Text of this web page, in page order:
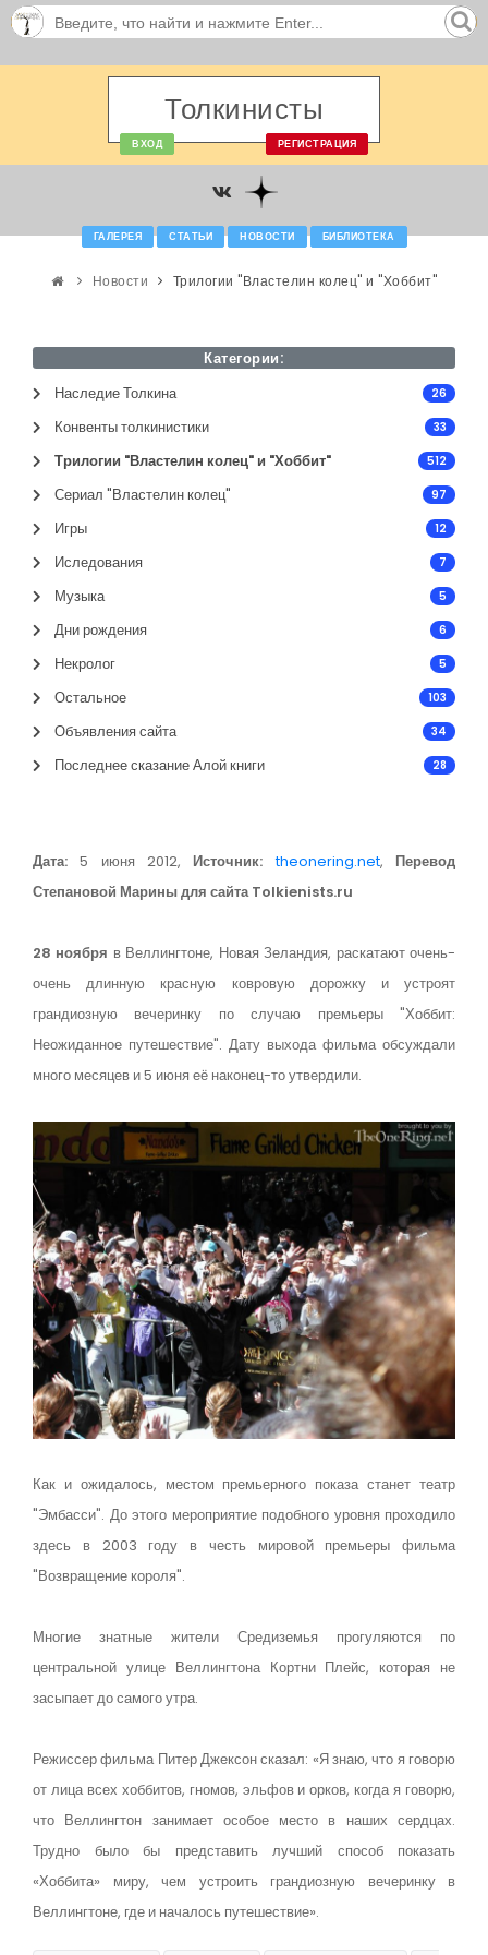
Толкинисты
ВХОД РЕГИСТРАЦИЯ
ГАЛЕРЕЯ СТАТЬИ НОВОСТИ БИБЛИОТЕКА
Новости Трилогии "Властелин колец" и "Хоббит"
Категории:
Наследие Толкина
26
Конвенты толкинистики 33
Трилогии "Властелин колец" и "Хоббит" 512
Сериал "Властелин колец" 97
Игры 12
Иследования 7
Музыка 5
Дни рождения 6
Некролог 5
Остальное 103
Объявления сайта 34
Последнее сказание Алой книги 28
Дата:5 июня 2012, Источник:theonering.net, Перевод
Степановой Марины для сайта Tolkienists.ru
28 ноября в Веллингтоне, Новая Зеландия, раскатают очень-
очень длинную красную ковровую дорожку и устроят
грандиозную вечеринку по случаю премьеры "Хоббит:
Неожиданное путешествие". Дату выхода фильма обсуждали
много месяцев и 5 июня её наконец-то утвердили.
Как и ожидалось, местом премьерного показа станет театр
"Эмбасси". До этого мероприятие подобного уровня проходило
здесь в 2003 году в честь мировой премьеры фильма
"Возвращение короля".
Многие знатные жители Средиземья прогуляются по
центральной улице Веллингтона Кортни Плейс, которая не
засыпает до самого утра.
Режиссер фильма Питер Джексон сказал: «Я знаю, что я говорю
от лица всех хоббитов, гномов, эльфов и орков, когда я говорю,
что Веллингтон занимает особое место в наших сердцах.
Трудно было бы представить лучший способ показать
«Хоббита» миру, чем устроить грандиозную вечеринку в
Веллингтоне, где и началось путешествие».